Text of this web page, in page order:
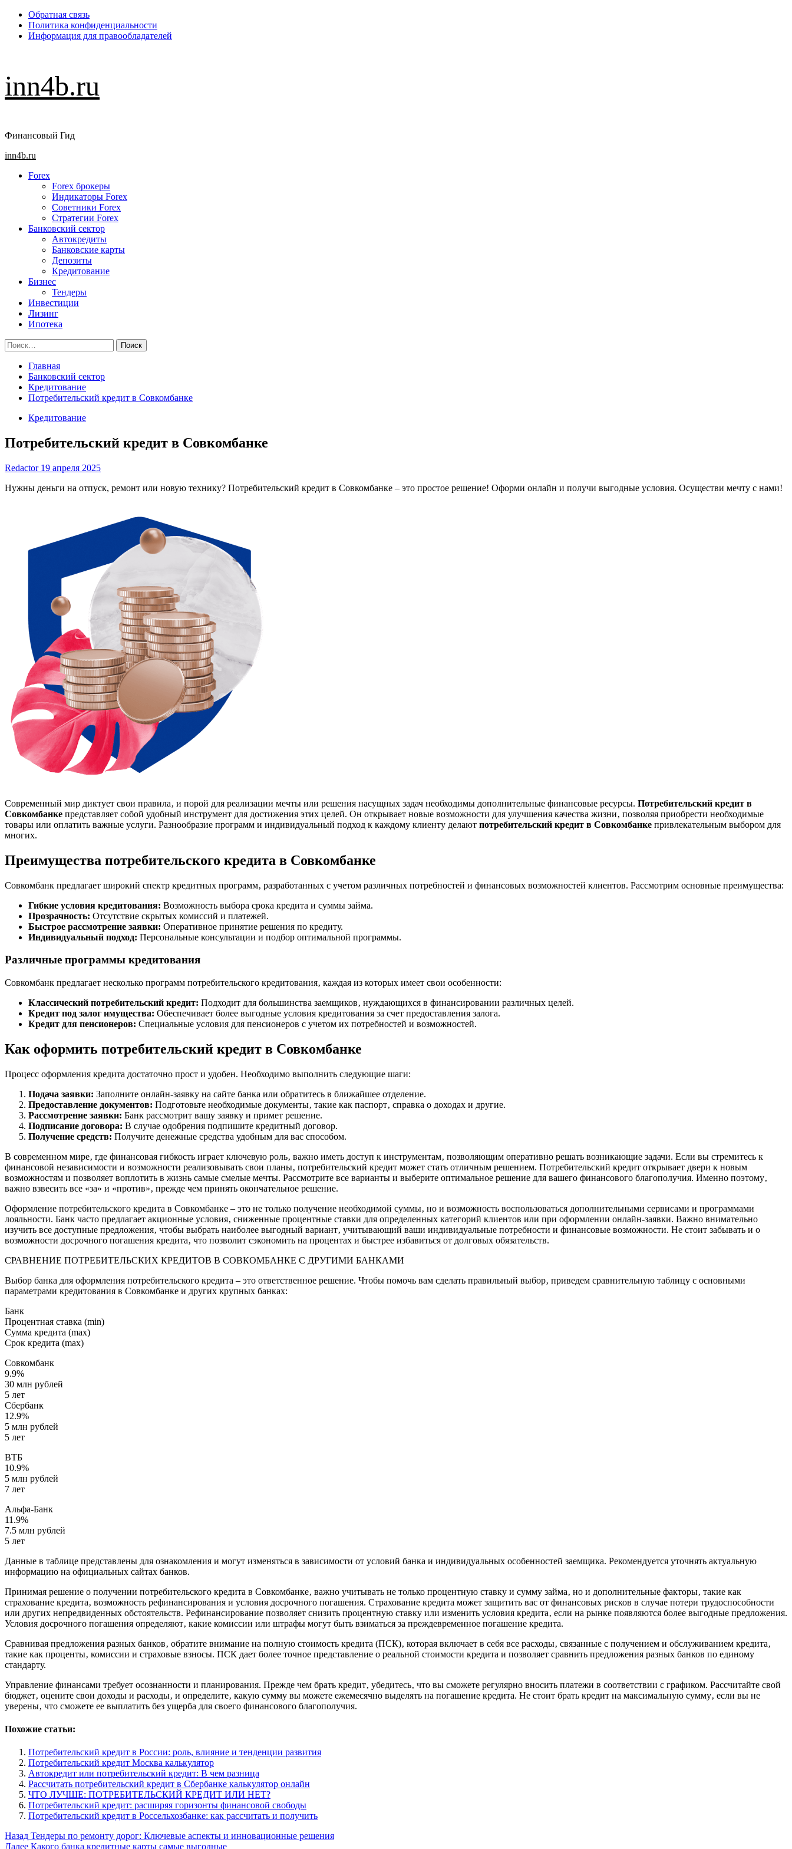
Перейти
содержимому
Обратная связь
Политика конфиденциальности
Информация для правообладателей
inn4b.ru
Финансовый Гид
Основное
inn4b.ru
Forex
Forex брокеры
Индикаторы Forex
Советники Forex
Стратегии Forex
Банковский сектор
Автокредиты
Банковские карты
Депозиты
Кредитование
Бизнес
Тендеры
Инвестиции
Лизинг
Ипотека
Найти:
Главная
Банковский сектор
Кредитование
Потребительский кредит в Совкомбанке
Кредитование
Потребительский кредит в Совкомбанке
Redactor 19 апреля 2025
Нужны деньги на отпуск, ремонт или новую технику? Потребительский кредит в Совкомбанке – это простое решение! Оформи онлайн и получи выгодные условия. Осуществи мечту с нами!
Современный мир диктует свои правила‚ и порой для реализации мечты или решения насущных задач необходимы дополнительные финансовые ресурсы. Потребительский кредит в
Совкомбанке представляет собой удобный инструмент для достижения этих целей. Он открывает новые возможности для улучшения качества жизни‚ позволяя приобрести необходимые
товары или оплатить важные услуги. Разнообразие программ и индивидуальный подход к каждому клиенту делают потребительский кредит в Совкомбанке привлекательным выбором для
многих.
Преимущества потребительского кредита в Совкомбанке
Совкомбанк предлагает широкий спектр кредитных программ‚ разработанных с учетом различных потребностей и финансовых возможностей клиентов. Рассмотрим основные преимущества:
Гибкие условия кредитования: Возможность выбора срока кредита и суммы займа.
Прозрачность: Отсутствие скрытых комиссий и платежей.
Быстрое рассмотрение заявки: Оперативное принятие решения по кредиту.
Индивидуальный подход: Персональные консультации и подбор оптимальной программы.
Различные программы кредитования
Совкомбанк предлагает несколько программ потребительского кредитования‚ каждая из которых имеет свои особенности:
Классический потребительский кредит: Подходит для большинства заемщиков‚ нуждающихся в финансировании различных целей.
Кредит под залог имущества: Обеспечивает более выгодные условия кредитования за счет предоставления залога.
Кредит для пенсионеров: Специальные условия для пенсионеров с учетом их потребностей и возможностей.
Как оформить потребительский кредит в Совкомбанке
Процесс оформления кредита достаточно прост и удобен. Необходимо выполнить следующие шаги:
Подача заявки: Заполните онлайн-заявку на сайте банка или обратитесь в ближайшее отделение.
Предоставление документов: Подготовьте необходимые документы‚ такие как паспорт‚ справка о доходах и другие.
Рассмотрение заявки: Банк рассмотрит вашу заявку и примет решение.
Подписание договора: В случае одобрения подпишите кредитный договор.
Получение средств: Получите денежные средства удобным для вас способом.
В современном мире‚ где финансовая гибкость играет ключевую роль‚ важно иметь доступ к инструментам‚ позволяющим оперативно решать возникающие задачи. Если вы стремитесь к
финансовой независимости и возможности реализовывать свои планы‚ потребительский кредит может стать отличным решением. Потребительский кредит открывает двери к новым
возможностям и позволяет воплотить в жизнь самые смелые мечты. Рассмотрите все варианты и выберите оптимальное решение для вашего финансового благополучия. Именно поэтому‚
важно взвесить все «за» и «против»‚ прежде чем принять окончательное решение.
Оформление потребительского кредита в Совкомбанке – это не только получение необходимой суммы‚ но и возможность воспользоваться дополнительными сервисами и программами
лояльности. Банк часто предлагает акционные условия‚ сниженные процентные ставки для определенных категорий клиентов или при оформлении онлайн-заявки. Важно внимательно
изучить все доступные предложения‚ чтобы выбрать наиболее выгодный вариант‚ учитывающий ваши индивидуальные потребности и финансовые возможности. Не стоит забывать и о
возможности досрочного погашения кредита‚ что позволит сэкономить на процентах и быстрее избавиться от долговых обязательств.
СРАВНЕНИЕ ПОТРЕБИТЕЛЬСКИХ КРЕДИТОВ В СОВКОМБАНКЕ С ДРУГИМИ БАНКАМИ
Выбор банка для оформления потребительского кредита – это ответственное решение. Чтобы помочь вам сделать правильный выбор‚ приведем сравнительную таблицу с основными
параметрами кредитования в Совкомбанке и других крупных банках:
Банк
Процентная ставка (min)
Сумма кредита (max)
Срок кредита (max)
Совкомбанк
9.9%
30 млн рублей
5 лет
Сбербанк
12.9%
5 млн рублей
5 лет
ВТБ
10.9%
5 млн рублей
7 лет
Альфа-Банк
11.9%
7.5 млн рублей
5 лет
Данные в таблице представлены для ознакомления и могут изменяться в зависимости от условий банка и индивидуальных особенностей заемщика. Рекомендуется уточнять актуальную
информацию на официальных сайтах банков.
Принимая решение о получении потребительского кредита в Совкомбанке‚ важно учитывать не только процентную ставку и сумму займа‚ но и дополнительные факторы‚ такие как
страхование кредита‚ возможность рефинансирования и условия досрочного погашения. Страхование кредита может защитить вас от финансовых рисков в случае потери трудоспособности
или других непредвиденных обстоятельств. Рефинансирование позволяет снизить процентную ставку или изменить условия кредита‚ если на рынке появляются более выгодные предложения.
Условия досрочного погашения определяют‚ какие комиссии или штрафы могут быть взиматься за преждевременное погашение кредита.
Сравнивая предложения разных банков‚ обратите внимание на полную стоимость кредита (ПСК)‚ которая включает в себя все расходы‚ связанные с получением и обслуживанием кредита‚
такие как проценты‚ комиссии и страховые взносы. ПСК дает более точное представление о реальной стоимости кредита и позволяет сравнить предложения разных банков по единому
стандарту.
Управление финансами требует осознанности и планирования. Прежде чем брать кредит‚ убедитесь‚ что вы сможете регулярно вносить платежи в соответствии с графиком. Рассчитайте свой
бюджет‚ оцените свои доходы и расходы‚ и определите‚ какую сумму вы можете ежемесячно выделять на погашение кредита. Не стоит брать кредит на максимальную сумму‚ если вы не
уверены‚ что сможете ее выплатить без ущерба для своего финансового благополучия.
Похожие статьи:
Потребительский кредит в России: роль, влияние и тенденции развития
Потребительский кредит Москва калькулятор
Автокредит или потребительский кредит: В чем разница
Рассчитать потребительский кредит в Сбербанке калькулятор онлайн
ЧТО ЛУЧШЕ: ПОТРЕБИТЕЛЬСКИЙ КРЕДИТ ИЛИ НЕТ?
Потребительский кредит: расширяя горизонты финансовой свободы
Потребительский кредит в Россельхозбанке: как рассчитать и получить
Post
Назад Тендеры по ремонту дорог: Ключевые аспекты и инновационные решения
Далее Какого банка кредитные карты самые выгодные